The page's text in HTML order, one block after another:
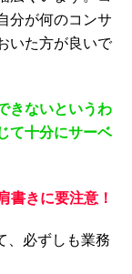
分が何のコンサ
いた方が良いで
きないというわ
て十分にサーベ
書きに要注意！
、必ずしも業務